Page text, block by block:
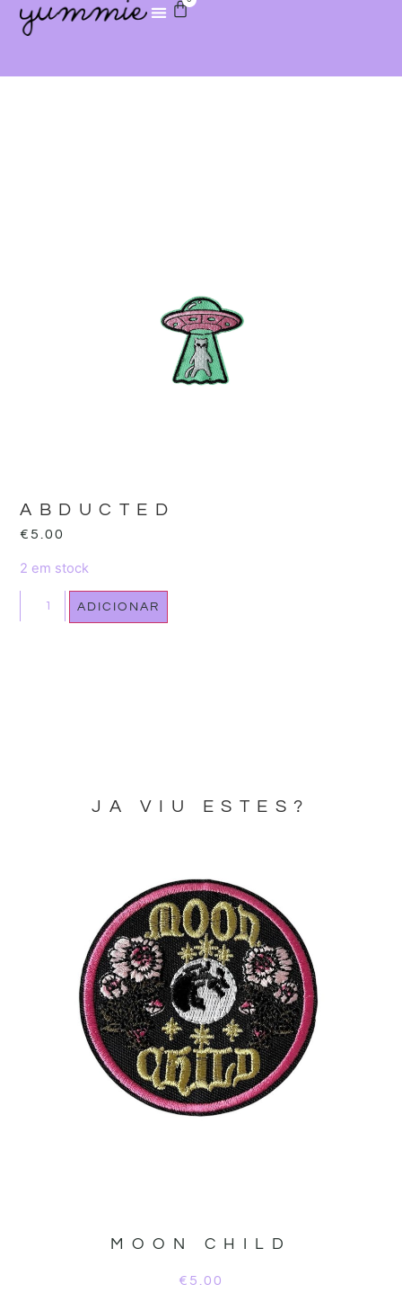
ABDUCTED
€5.00
2 em stock
ADICIONAR
JA VIU ESTES?
MOON CHILD
€ 5.00